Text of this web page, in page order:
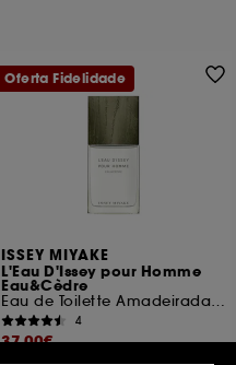
ISSEY MIYAKE
L'Eau D'Issey pour Homme
Eau&Cèdre
Eau de Toilette Amadeirada aquática
4
37,00€
Oferta Fidelidade